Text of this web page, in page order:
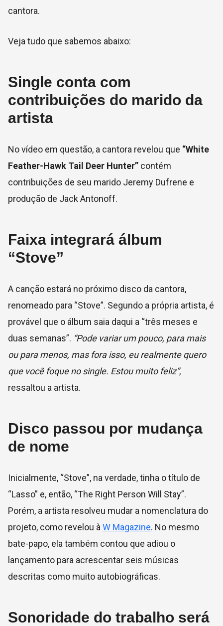
cantora.
Veja tudo que sabemos abaixo:
Single conta com
contribuições do marido da
artista
No vídeo em questão, a cantora revelou que “White
Feather-Hawk Tail Deer Hunter” contém
contribuições de seu marido Jeremy Dufrene e
produção de Jack Antonoff.
Faixa integrará álbum
“Stove”
A canção estará no próximo disco da cantora,
renomeado para “Stove”. Segundo a própria artista, é
provável que o álbum saia daqui a “três meses e
duas semanas”. “Pode variar um pouco, para mais
ou para menos, mas fora isso, eu realmente quero
que você foque no single. Estou muito feliz”,
ressaltou a artista.
Disco passou por mudança
de nome
Inicialmente, “Stove”, na verdade, tinha o título de
“Lasso” e, então, “The Right Person Will Stay”.
Porém, a artista resolveu mudar a nomenclatura do
projeto, como revelou à W Magazine. No mesmo
bate-papo, ela também contou que adiou o
lançamento para acrescentar seis músicas
descritas como muito autobiográficas.
Sonoridade do trabalho será